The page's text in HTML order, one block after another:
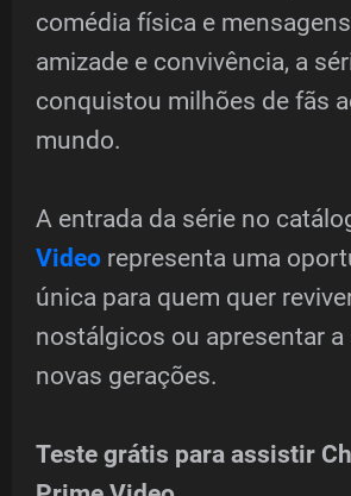
comédia física e
amizade e convivência, a
conquistou milhões de fãs
mundo.
A entrada da série no
Video representa uma
única para quem quer
nostálgicos ou apresentar a
novas gerações.
Teste grátis para assistir